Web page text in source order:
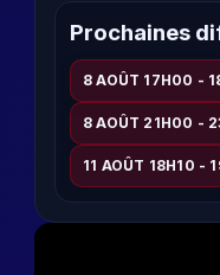
Prochaines
8 AOÛT 17H00 -
8 AOÛT 21H00 -
11 AOÛT 18H10 -